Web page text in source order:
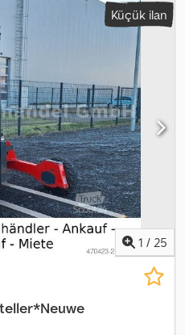
kW / 23 HP * Çalışma saati:
* Kaldırma kapasitesi: 1.500 kg *
m * Koltuk yeni ----E-posta
veya gümrük plakası temini -
bir ülkeye araçların
Rusça ve diğer diller için
Küçük ilan
1 / 25